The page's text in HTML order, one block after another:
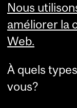
Fonds de
Québec (FRQS)
Chaires de
Canada
et chirurgiens du
Nous
améliorer la
Web.
À quels
vous?